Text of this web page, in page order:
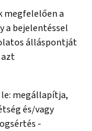
megfelelően a
a bejelentéssel
álláspontját
azt
megállapítja,
és/vagy
-